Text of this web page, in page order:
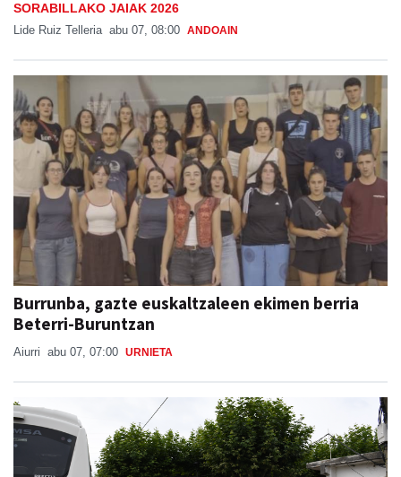
SORABILLAKO JAIAK 2026
Lide Ruiz Telleria abu 07, 08:00 ANDOAIN
Burrunba, gazte euskaltzaleen ekimen berria
Beterri-Buruntzan
Aiurri abu 07, 07:00 URNIETA